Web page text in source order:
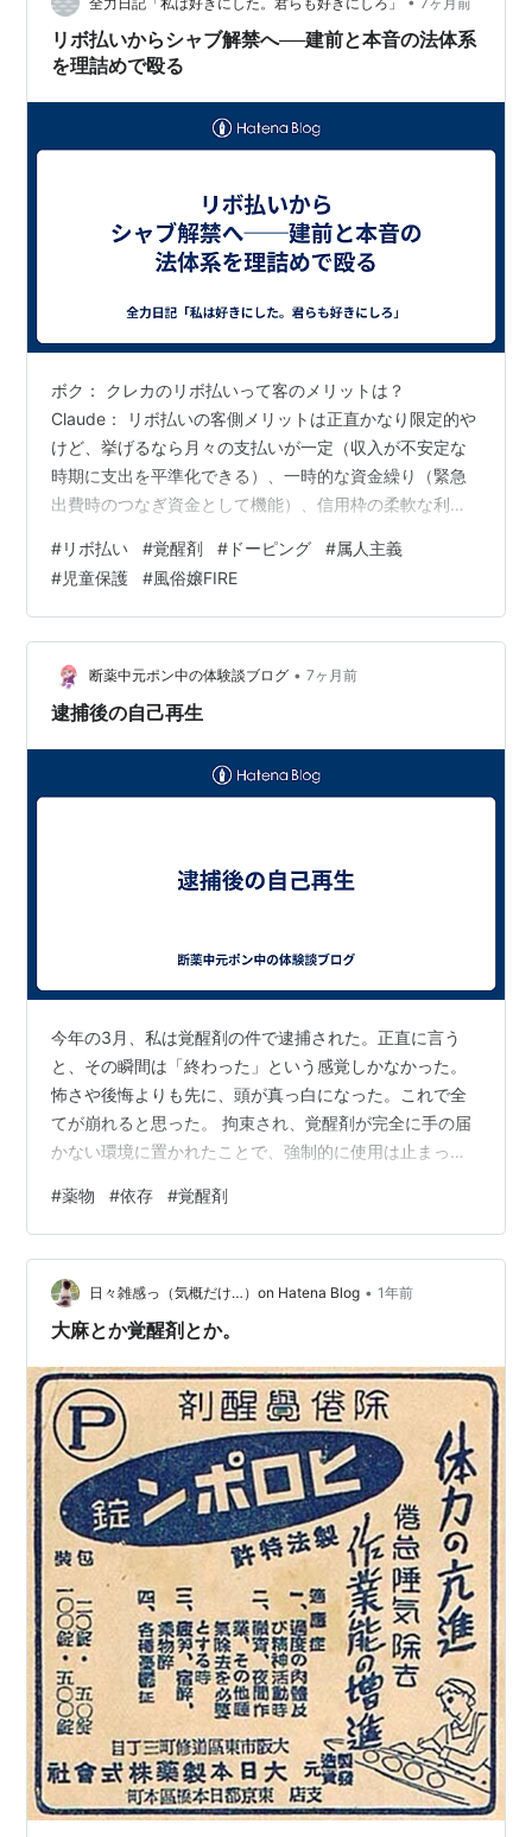
リボ払いからシャブ解禁へ──建前と本音の法体系
を理詰めで殴る
ボク： クレカのリボ払いって客のメリットは？
Claude： リボ払いの客側メリットは正直かなり限定的や
けど、挙げるなら月々の支払いが一定（収入が不安定な
時期に支出を平準化できる）、一時的な資金繰り（緊急
出費時のつなぎ資金として機能）、信用枠の柔軟な利用
だし年利15〜18%という高金利で、元本がなかなか減ら
ない構造なので、合理的に使えるケースはほぼ「他に借
りる手段がない緊急時の短期利用」くらい。資産形成の
観点からは、リボ払いを使う状況自体が財務的な危険信
号ですね。 ボク： つまりないと？ Claude： ほぼないで
す。「月々の支払いを平準化で…
#リボ払い #覚醒剤 # ドーピング #属人主義
#児童保護 #風俗嬢FIRE
断薬中元ポン中の体験談ブログ • 7ヶ月前
逮捕後の自己再生
今年の3月、私は覚醒剤の件で逮捕された。正直に言う
と、その瞬間は「終わった」という感覚しかなかった。
怖さや後悔よりも先に、頭が真っ白になった。これで全
てが崩れると思った。 拘束され、覚醒剤が完全に手の届
かない環境に置かれたことで、強制的に使用は止まっ
た、というのが正確だった。 逮捕後しばらくは、体も心
も不安定だった。頭が重く、気分の浮き沈みが激しい。
何もしていないのに疲れる日もあれば、逆に眠れない夜
もあった。覚醒剤が生活の中心になっていたことを、こ
の時になってはっきり自覚した。 同時に、現実と向き合
#薬物 #依存 #覚醒剤
日々雑感っ（気概だけ…）on Hatena Blog • 1年前
大麻とか覚醒剤とか。